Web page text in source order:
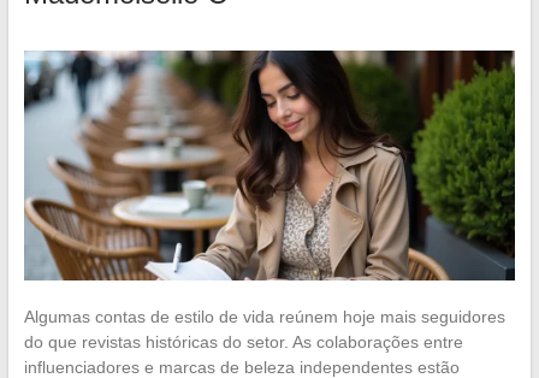
Algumas contas de estilo de vida reúnem hoje mais seguidores
do que revistas históricas do setor. As colaborações entre
influenciadores e marcas de beleza independentes estão